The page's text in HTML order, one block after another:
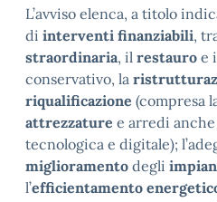
L’avviso elenca, a titolo
di interventi finanziabili,
straordinaria, il restauro e
conservativo, la
riqualificazione (compresa
attrezzature e arredi
tecnologica e digitale);
miglioramento degli
l’efficientamento